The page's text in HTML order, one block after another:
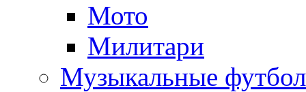
Мото
Милитари
Музыкальные